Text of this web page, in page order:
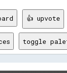
👍 upvote
toggle